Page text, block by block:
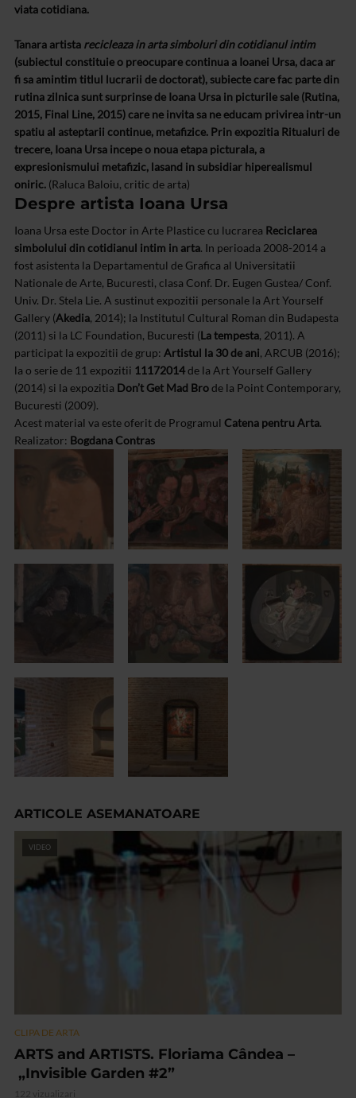
viata cotidiana.
Tanara artista recicleaza in arta simboluri din cotidianul intim
(subiectul constituie o preocupare continua a Ioanei Ursa, daca ar
fi sa amintim titlul lucrarii de doctorat), subiecte care fac parte din
rutina zilnica sunt surprinse de Ioana Ursa in picturile sale (Rutina,
2015, Final Line, 2015) care ne invita sa ne educam privirea intr-un
spatiu al asteptarii continue, metafizice. Prin expozitia Ritualuri de
trecere, Ioana Ursa incepe o noua etapa picturala, a
expresionismului metafizic, lasand in subsidiar hiperealismul
oniric. (Raluca Baloiu, critic de arta)
Despre artista Ioana Ursa
Ioana Ursa este Doctor in Arte Plastice cu lucrarea Reciclarea
simbolului din cotidianul intim in arta. In perioada 2008-2014 a
fost asistenta la Departamentul de Grafica al Universitatii
Nationale de Arte, Bucuresti, clasa Conf. Dr. Eugen Gustea/ Conf.
Univ. Dr. Stela Lie. A sustinut expozitii personale la Art Yourself
Gallery (Akedia, 2014); la Institutul Cultural Roman din Budapesta
(2011) si la LC Foundation, Bucuresti (La tempesta, 2011). A
participat la expozitii de grup: Artistul la 30 de ani, ARCUB (2016);
la o serie de 11 expozitii 11172014de la Art Yourself Gallery
(2014) si la expozitia Don’t Get Mad Brode la Point Contemporary,
Bucuresti (2009).
Acest material va este oferit de Programul Catena pentru Arta.
Realizator: Bogdana Contras
ARTICOLE ASEMANATOARE
VIDEO
CLIPA DE ARTA
ARTS and ARTISTS. Floriama Cândea –
„Invisible Garden #2”
122 vizualizari